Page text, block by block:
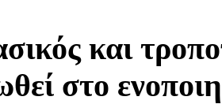
και
στο